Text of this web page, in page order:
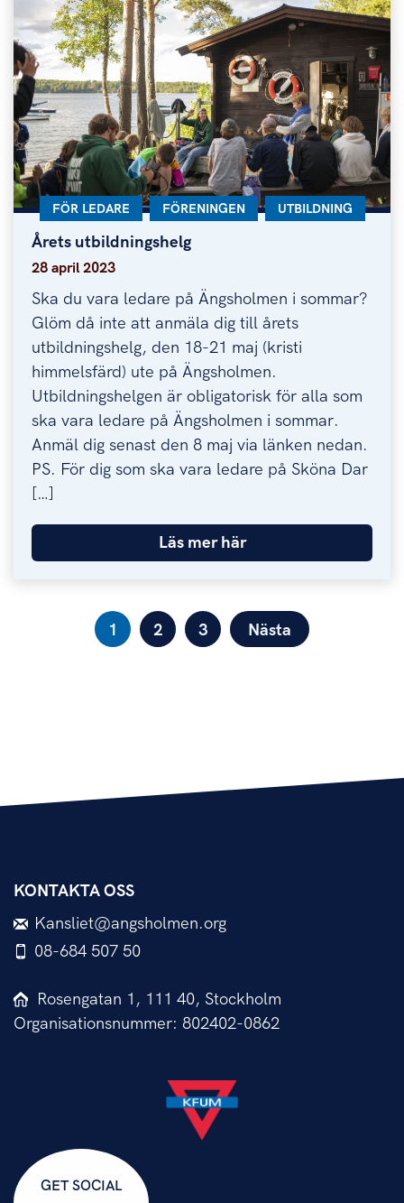
Årets utbildningshelg
Årets utbildningshelg
KATEGORI:
FÖR LEDARE KATEGORI:
FÖRENINGEN KATEGORI:
UTBILDNING
28 april 2023
Ska du vara ledare på Ängsholmen i sommar?
Glöm då inte att anmäla dig till årets
utbildningshelg, den 18-21 maj (kristi
himmelsfärd) ute på Ängsholmen.
Utbildningshelgen är obligatorisk för alla som
ska vara ledare på Ängsholmen i sommar.
Anmäl dig senast den 8 maj via länken nedan.
PS. För dig som ska vara ledare på Sköna Dar
[…]
Läs mer här
SIDNUMRERING FÖR INLÄGG
1 2 3 Nästa
KONTAKTA OSS
Kansliet@angsholmen.org
08-684 507 50
Rosengatan 1, 111 40, Stockholm
Organisationsnummer: 802402-0862
GET SOCIAL